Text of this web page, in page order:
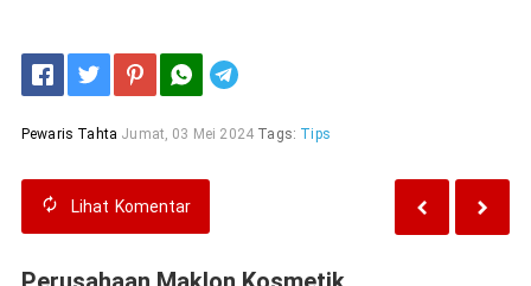
Pewaris Tahta Jumat, 03 Mei 2024 Tags: Tips
Lihat Komentar